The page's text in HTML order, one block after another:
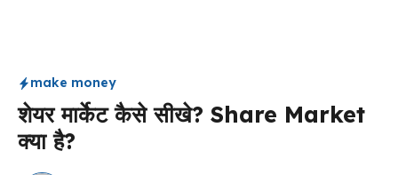
make money
शेयर मार्केट कैसे सीखे? Share Market
क्या है?